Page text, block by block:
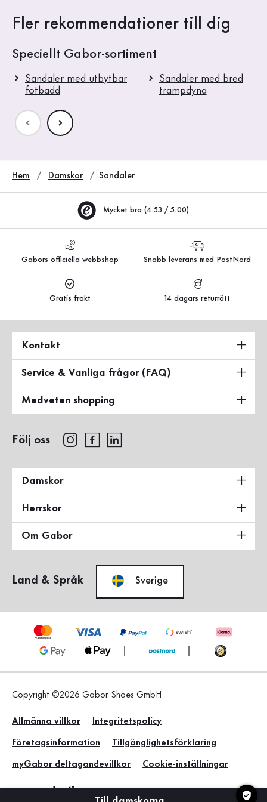
Fler rekommendationer till dig
Speciellt Gabor-sortiment
Sandaler med utbytbar
fotbädd
Sandaler med bred
trampdyna
Hem Damskor Sandaler
Mycket bra (4.53 / 5.00)
Gabors officiella webbshop Snabb leverans med PostNord
Gratis frakt 14 dagars returrätt
Kontakt
Service & Vanliga frågor (FAQ)
Medveten shopping
Följ oss
Damskor
Herrskor
Om Gabor
Land & Språk Sverige
Copyright ©2026 Gabor Shoes GmbH
Allmänna villkor Integritetspolicy
Företagsinformation Tillgänglighetsförklaring
myGabor deltagandevillkor Cookie-inställningar